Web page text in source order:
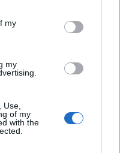
in below Google
my
my
of my
with the
torinese dal look
analista tattico che
social. Ricorda
al box stampa dello
Torino: da
visive per il tifoso
stagione
e ciclista urbano.